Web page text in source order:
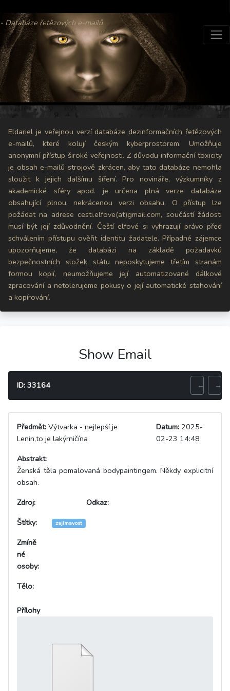
- Databáze řetězových e-mailů
Eldariel je veřejnou verzí databáze dezinformačních řetězových
e-mailů, které kolují českým kyberprostorem. Umožňuje
anonymní přístup široké veřejnosti. Z důvodu informační toxicity
je obsah e-mailů strojově zkrácen, aby tato databáze nemohla
sloužit k jejich dalšímu šíření. Pro novináře, výzkumníky z
akademické sféry apod. je určena plná verze databáze
obsahující plnou, nekrácenou verzi obsahu. O přístup lze
požádat na adrese cesti.elfove(at)gmail.com, součástí žádosti
musí být její zdůvodnění. Čeští elfové si vyhrazují právo před
schválením přístupu ověřit identitu žadatele. Případné zájemce
upozorňujeme, že databázi na základě požadavků
bezpečnostních složek státu neposkytujeme třetím stranám
formou kopií, neumožňujeme její automatizované dálkové
zpracování a netolerujeme pokusy o její automatické stahování
a kopírování.
Show Email
ID: 33164 ← →
Předmět: Výtvarka - nejlepší je
Lenin,to je lakýrničína
Datum:2025-
02-23 14:48
Abstrakt:
Ženská těla pomalovaná bodypaintingem. Někdy explicitní
obsah.
Zdroj:
Odkaz:
Štítky:
zajímavost
Zmíně
né
osoby:
Tělo:
Přílohy